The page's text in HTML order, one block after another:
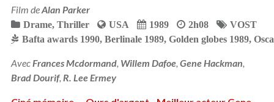
Film deAlan Parker
Drame, Thriller USA 1989 2h08
VOST
Bafta awards 1990, Berlinale 1989, Golden globes 1989,
Avec Frances Mcdormand, Willem Dafoe, Gene Hackman
Brad Dourif, R. Lee Ermey